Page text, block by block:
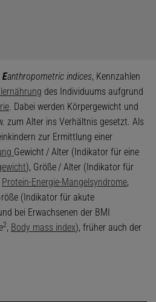
Eanthropometric indices, Kennzahlen
des Individuums aufgrund
. Dabei werden Körpergewicht und
zum Alter ins Verhältnis gesetzt. Als
zur Ermittlung einer
Gewicht / Alter (Indikator für eine
), Größe / Alter (Indikator für
Protein-Energie-Mangelsyndrome,
(Indikator für akute
bei Erwachsenen der BMI
2, Body mass index), früher auch der